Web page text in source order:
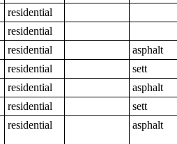
residential
residential
residential
asphalt
residential
sett
residential
asphalt
residential
sett
residential asphalt